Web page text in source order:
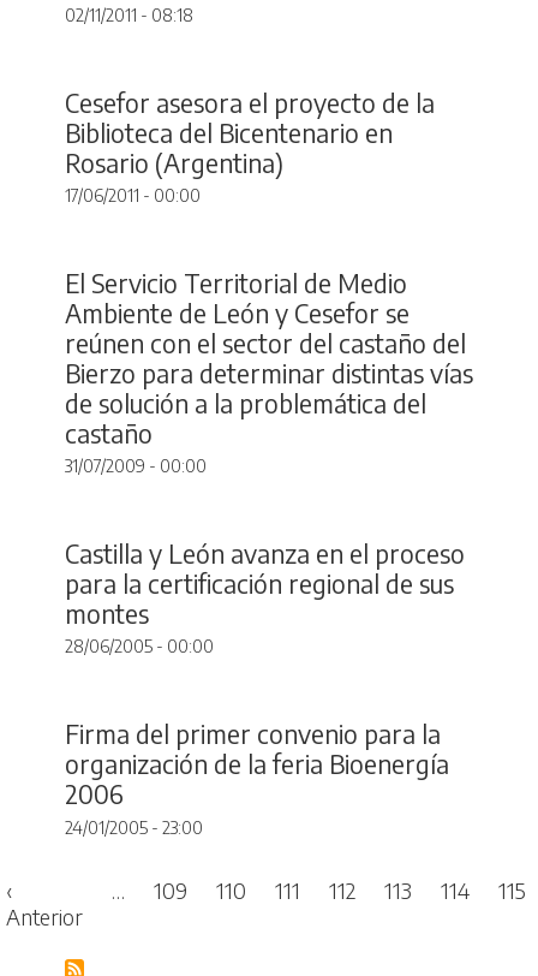
02/11/2011 - 08:18
Cesefor asesora el proyecto de la
Biblioteca del Bicentenario en
Rosario (Argentina)
17/06/2011 - 00:00
El Servicio Territorial de Medio
Ambiente de León y Cesefor se
reúnen con el sector del castaño del
Bierzo para determinar distintas vías
de solución a la problemática del
castaño
31/07/2009 - 00:00
Castilla y León avanza en el proceso
para la certificación regional de sus
montes
28/06/2005 - 00:00
Firma del primer convenio para la
organización de la feria Bioenergía
2006
24/01/2005 - 23:00
Paginación
página
‹
AnteriorPágina anterior
109 110 111 112 113 114 115